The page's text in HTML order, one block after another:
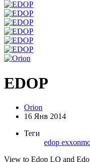
EDOP
Orion
16 Янв 2014
Теги
edop
View to Edop LQ and